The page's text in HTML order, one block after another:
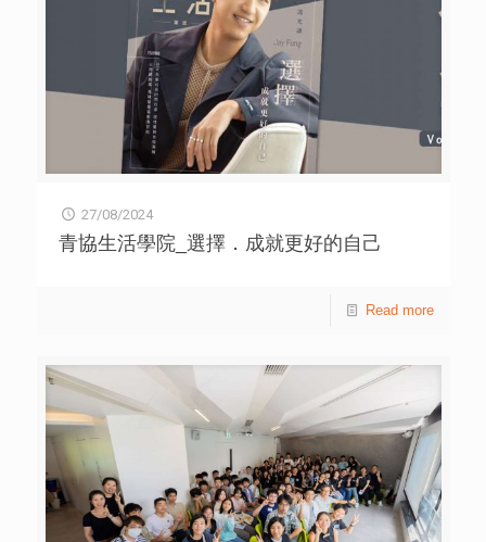
炮架，以及直立板活動，多角度認識歷奇活動教練的工作內
容。 最終站，兩人挑戰青協青年違法防治中心WL
Residence舍監一職。透過找錯處的遊戲方式，加深了兩人
對住宿守則的認識，並學習到當中的管理思維。同時，兩人
更體驗與宿生聚會用膳，掌握與人相處的技巧，感受工作價
值所在。 通過節目中不同行業的職場體驗，青年不僅拓寬
視野，更加探索出自身興趣與發展方向。同時了解青協的多
元服務，以切合青年不同需要，全面啟發青年發揮潛能、實
現理想。
27/08/2024
青協生活學院_選擇．成就更好的自己
Read more